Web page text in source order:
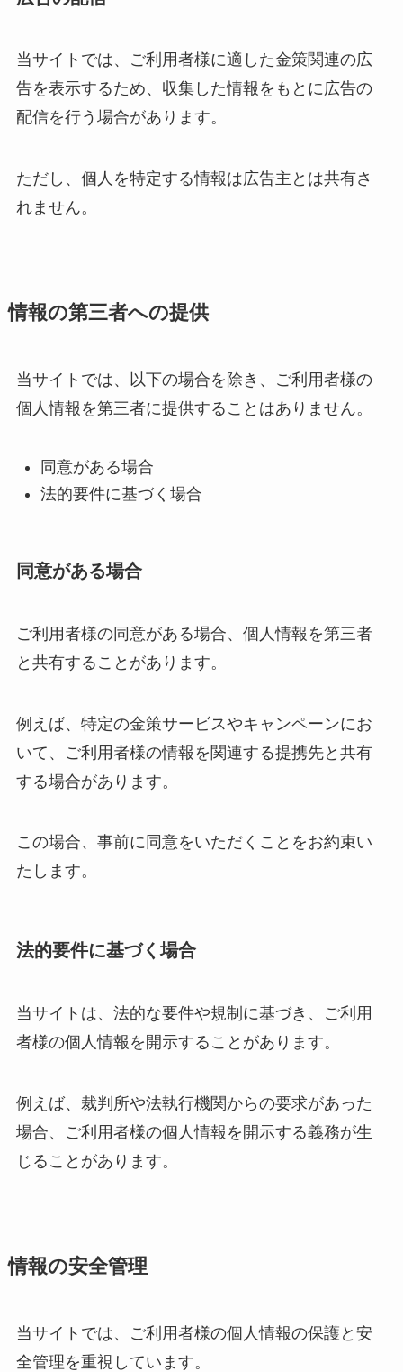
当サイトでは、ご利用者様に適した金策関連の広
告を表示するため、収集した情報をもとに広告の
配信を行う場合があります。
ただし、個人を特定する情報は広告主とは共有さ
れません。
情報の第三者への提供
当サイトでは、以下の場合を除き、ご利用者様の
個人情報を第三者に提供することはありません。
同意がある場合
法的要件に基づく場合
同意がある場合
ご利用者様の同意がある場合、個人情報を第三者
と共有することがあります。
例えば、特定の金策サービスやキャンペーンにお
いて、ご利用者様の情報を関連する提携先と共有
する場合があります。
この場合、事前に同意をいただくことをお約束い
たします。
法的要件に基づく場合
当サイトは、法的な要件や規制に基づき、ご利用
者様の個人情報を開示することがあります。
例えば、裁判所や法執行機関からの要求があった
場合、ご利用者様の個人情報を開示する義務が生
じることがあります。
情報の安全管理
当サイトでは、ご利用者様の個人情報の保護と安
全管理を重視しています。